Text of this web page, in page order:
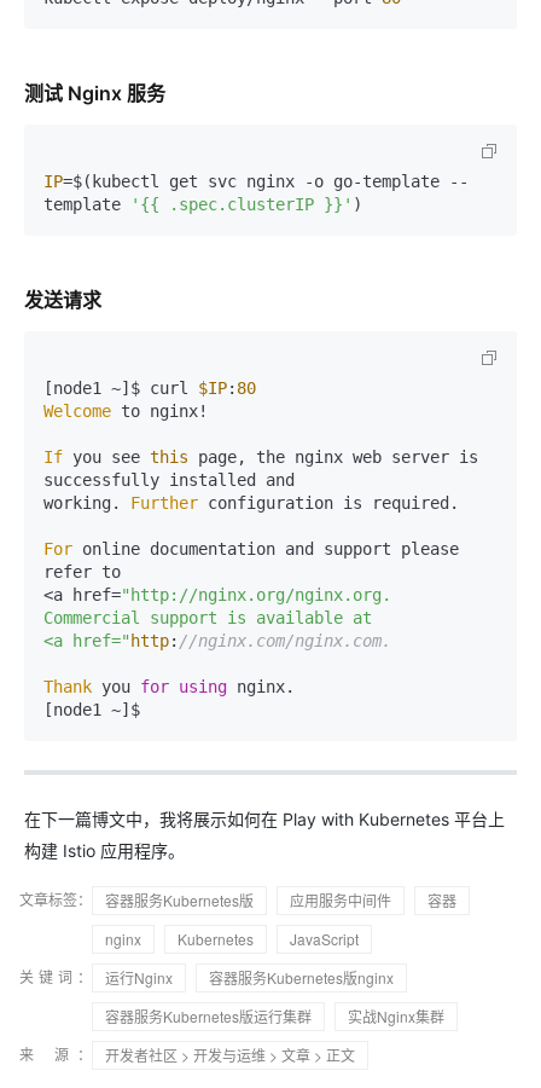
测试 Nginx 服务
IP=$(kubectl get svc nginx -o go-template --
template
'{{ .spec.clusterIP }}'
发送请求
[node1 ~]$ curl $IP: 80
Welcome to nginx!
If you see this page, the nginx web server is
successfully installed and
working. Further configuration is required.
For online documentation and support please
refer to
<a href="http://nginx.org/nginx.org.
Commercial support is available at
<a href=" http: //nginx.com/nginx.com.
Thank you for using nginx.
在下一篇博文中，我将展示如何在 Play with Kubernetes 平台上
构建 Istio 应用程序。
文章标签： 容器服务Kubernetes版 应用服务中间件
容器
nginx
Kubernetes
JavaScript
关键词：
运行Nginx
容器服务Kubernetes版nginx
容器服务Kubernetes版运行集群
实战Nginx集群
来 源：
开发者社区 > 开发与运维 > 文章 > 正文